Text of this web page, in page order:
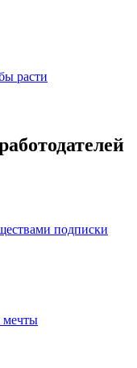
расти
подписки
мечты